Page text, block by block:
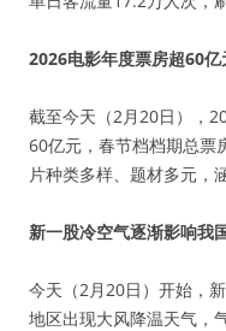
2026电影年度票房超60亿
截至今天（2月20日），
60亿元，春节档档期总票
片种类多样、题材多元，
新一股冷空气逐渐影响我
今天（2月20日）开始，
地区出现大风降温天气